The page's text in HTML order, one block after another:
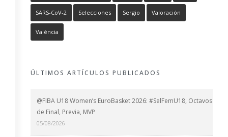
SARS-CoV-2 Selecciones Sergio Valoración
València
ÚLTIMOS ARTÍCULOS PUBLICADOS
@FIBA U18 Women’s EuroBasket 2026: #SelFemU18, Octavos
de Final, Previa, MVP
05/08/2026